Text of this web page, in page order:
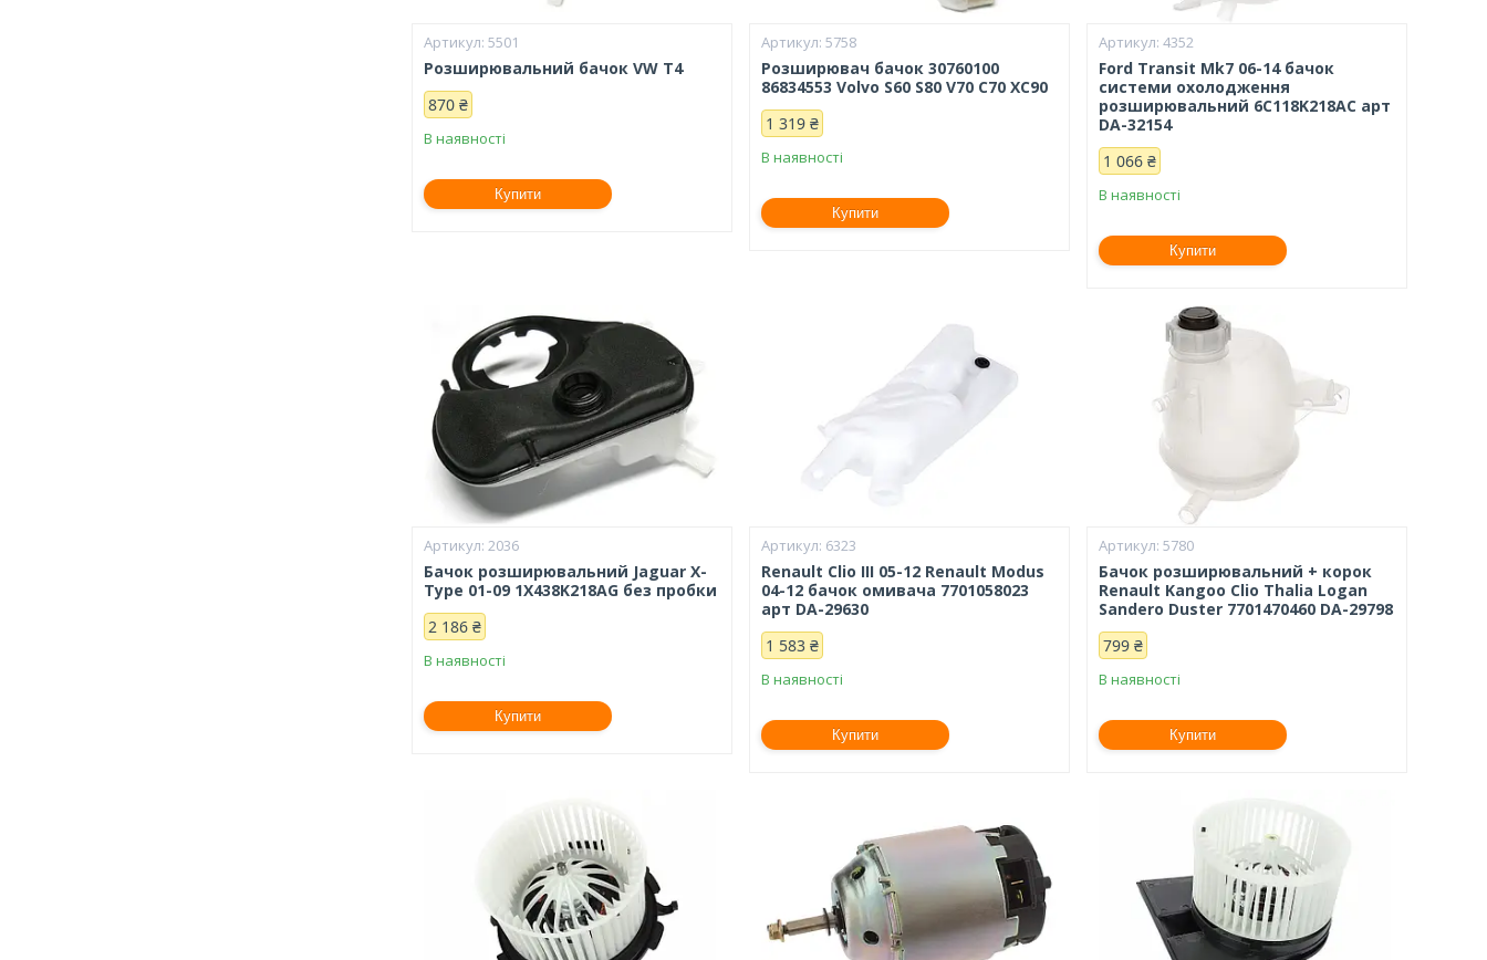
5501
Розширювальний бачок VW T4
870 ₴
В наявності
Купити
5758
Розширювач бачок 30760100
86834553 Volvo S60 S80 V70 C70 XC90
1 319 ₴
В наявності
Купити
4352
Ford Transit Mk7 06-14 бачок
системи охолодження
розширювальний 6C118K218AC арт
DA-32154
1 066 ₴
В наявності
Купити
2036
Бачок розширювальний Jaguar X-
Type 01-09 1X438K218AG без пробки
2 186 ₴
В наявності
Купити
6323
Renault Clio III 05-12 Renault Modus
04-12 бачок омивача 7701058023
арт DA-29630
1 583 ₴
В наявності
Купити
5780
Бачок розширювальний + корок
Renault Kangoo Clio Thalia Logan
Sandero Duster 7701470460 DA-29798
799 ₴
В наявності
Купити